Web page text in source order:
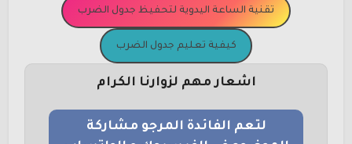
تقنية الساعة اليدوية لتحفيظ جدول الضرب
كيفية تعليم جدول الضرب
اشعار مهم لزوارنا الكرام
لتعم الفائدة المرجو مشاركة